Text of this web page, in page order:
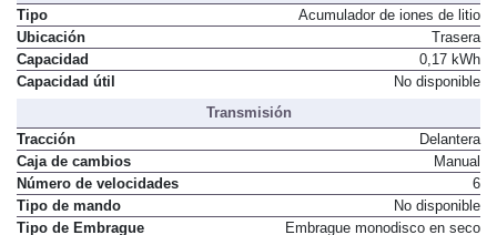
Tipo
Acumulador de iones de litio
Ubicación
Trasera
Capacidad
0,17 kWh
Capacidad útil
No disponible
Transmisión
Tracción
Delantera
Caja de cambios
Manual
Número de velocidades
6
Tipo de mando
No disponible
Tipo de Embrague
Embrague monodisco en seco